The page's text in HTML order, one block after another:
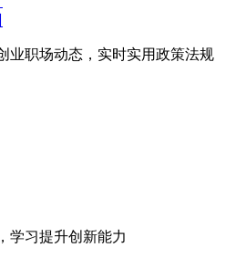
业职场动态，实时实用政策法规
学习提升创新能力